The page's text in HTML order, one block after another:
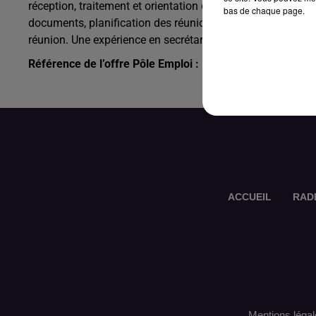
réception, traitement et orientation des appels et
documents, planification des réunions internes et
réunion. Une expérience en secrétariat de direction est
Référence de l’offre Pôle Emploi : 143BSBR
ACCUEIL
bas de chaque page.